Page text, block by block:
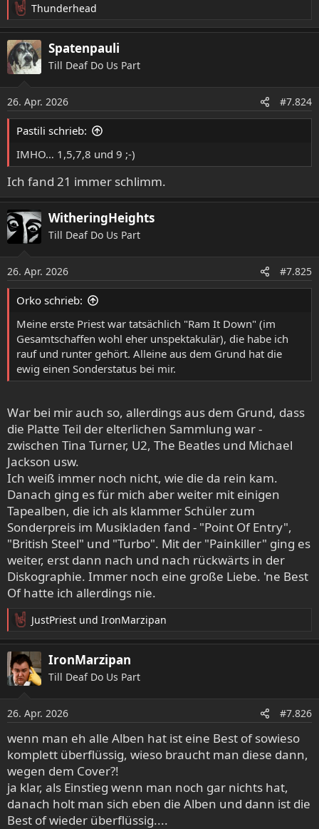
R
e
a
k
t
n
e
n
Thunderhead
Spatenpauli
Till Deaf Do Us Part
26. Apr. 2026 #7.824
Pastili schrieb:
IMHO… 1,5,7,8 und 9 ;-)
Ich fand 21 immer schlimm.
WitheringHeights
Till Deaf Do Us Part
26. Apr. 2026 #7.825
Orko schrieb:
Meine erste Priest war tatsächlich "Ram It Down" (im
Gesamtschaffen wohl eher unspektakulär), die habe ich
rauf und runter gehört. Alleine aus dem Grund hat die
ewig einen Sonderstatus bei mir.
War bei mir auch so, allerdings aus dem Grund, dass
die Platte Teil der elterlichen Sammlung war -
zwischen Tina Turner, U2, The Beatles und Michael
Jackson usw.
Ich weiß immer noch nicht, wie die da rein kam.
Danach ging es für mich aber weiter mit einigen
Tapealben, die ich als klammer Schüler zum
Sonderpreis im Musikladen fand - "Point Of Entry",
"British Steel" und "Turbo". Mit der "Painkiller" ging es
weiter, erst dann nach und nach rückwärts in der
Diskographie. Immer noch eine große Liebe. 'ne Best
Of hatte ich allerdings nie.
R
e
a
k
t
n
e
n
:
JustPriest und IronMarzipan
IronMarzipan
Till Deaf Do Us Part
26. Apr. 2026 #7.826
wenn man eh alle Alben hat ist eine Best of sowieso
komplett überflüssig, wieso braucht man diese dann,
wegen dem Cover?!
ja klar, als Einstieg wenn man noch gar nichts hat,
danach holt man sich eben die Alben und dann ist die
Best of wieder überflüssig....